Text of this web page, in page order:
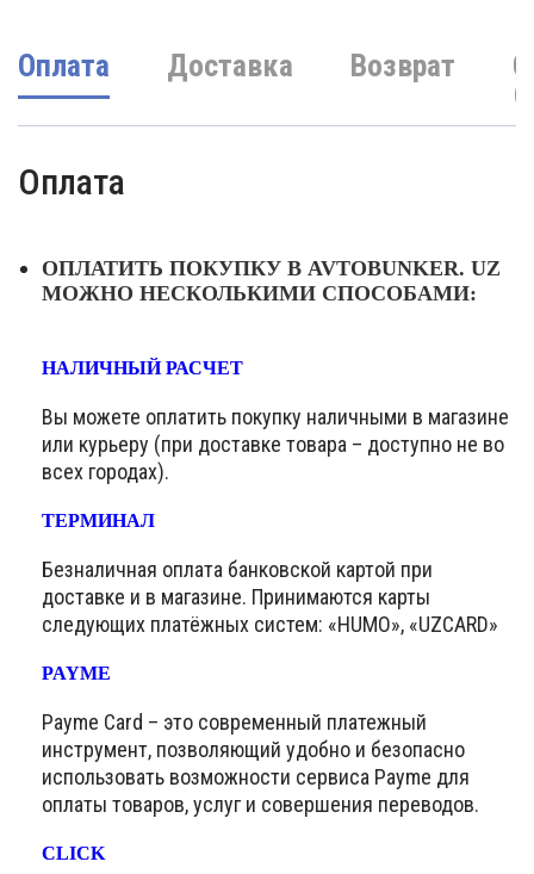
Оплата Доставка Возврат
Оплата
ОПЛАТИТЬ ПОКУПКУ В AVTOBUNKER. UZ
МОЖНО НЕСКОЛЬКИМИ СПОСОБАМИ:
НАЛИЧНЫЙ РАСЧЕТ
Вы можете оплатить покупку наличными в магазине
или курьеру (при доставке товара – доступно не во
всех городах).
ТЕРМИНАЛ
Безналичная оплата банковской картой при
доставке и в магазине. Принимаются карты
следующих платёжных систем: «HUMO», «UZCARD»
PAYME
Payme Card – это современный платежный
инструмент, позволяющий удобно и безопасно
использовать возможности сервиса Payme для
оплаты товаров, услуг и совершения переводов.
CLICK